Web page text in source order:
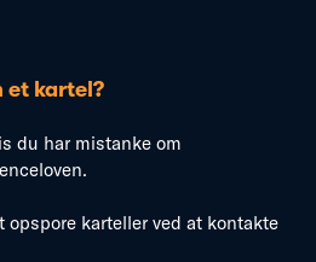
et kartel?
du har mistanke om
karteller ved at kontakte